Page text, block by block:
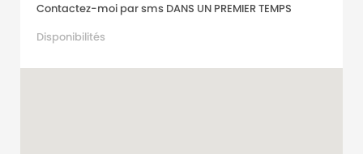
Contactez-moi par sms DANS UN PREMIER TEMPS
Disponibilités